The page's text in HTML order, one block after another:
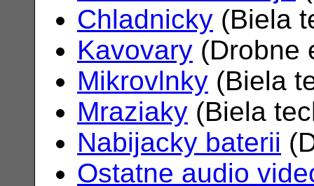
Chladnicky (Biela
Kavovary (Drobne
Mikrovlnky (Biela
Mraziaky (Biela
Nabijacky baterii
Ostatne audio